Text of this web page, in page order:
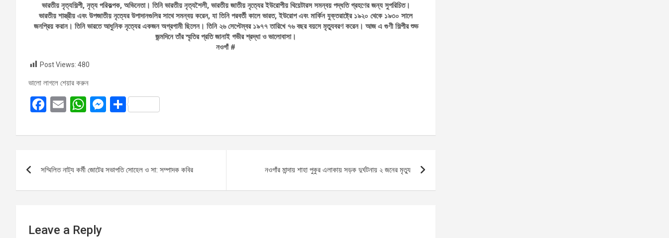
ভারতীয় নৃত্যশিল্পী, নৃত্য পরিকল্পক, অভিনেতা। তিনি ভারতীয় নৃত্যশৈলী, ভারতীয় জাতীয় নৃত্যের ইউরোপীয় থিয়েটারস সমন্বয় পদ্ধতি গ্রহণের জন্য সুপরিচিত।
ভারতীয় শাস্ত্রীয় এবং উপজাতীয় নৃত্যের উপাদানগুলির সাথে সমন্বয় করেন, যা তিনি পরবর্তী কালে ভারত, ইউরোপ এবং মার্কিন যুক্তরাষ্ট্রে ১৯২০ থেকে ১৯৩০ সালে
জনপ্রিয় করান। তিনি ভারতে আধুনিক নৃত্যের একজন অগ্রগামী ছিলেন। তিনি ২৬ সেপ্টেম্বর ১৯৭৭ তারিখে ৭৬ বছর বয়সে মৃত্যুবরণ করেন। আজ এ গুণী শিল্পীর শুভ
জন্মদিনে তাঁর স্মৃতির প্রতি জানাই গভীর শ্রদ্ধা ও ভালোবাসা।
নওগাঁ #
Post Views: 480
ভালো লাগলে শেয়ার করুন
F
ce
o
E
ail
W
at
A
M
se
g
S
ar
navigation
সম্মিলিত নাট্য কর্মী জোটের সভাপতি সোহেল ও সা: সম্পাদক কবির নওগাঁর মান্দায় শাহা পুকুর এলাকায় সড়ক দুর্ঘটনায় ২ জনের মৃত্যু
Leave a Reply